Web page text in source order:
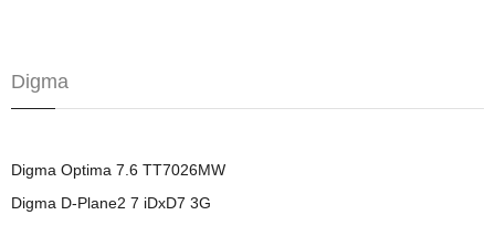
Digma
Digma Optima 7.6 TT7026MW
Digma D-Plane2 7 iDxD7 3G